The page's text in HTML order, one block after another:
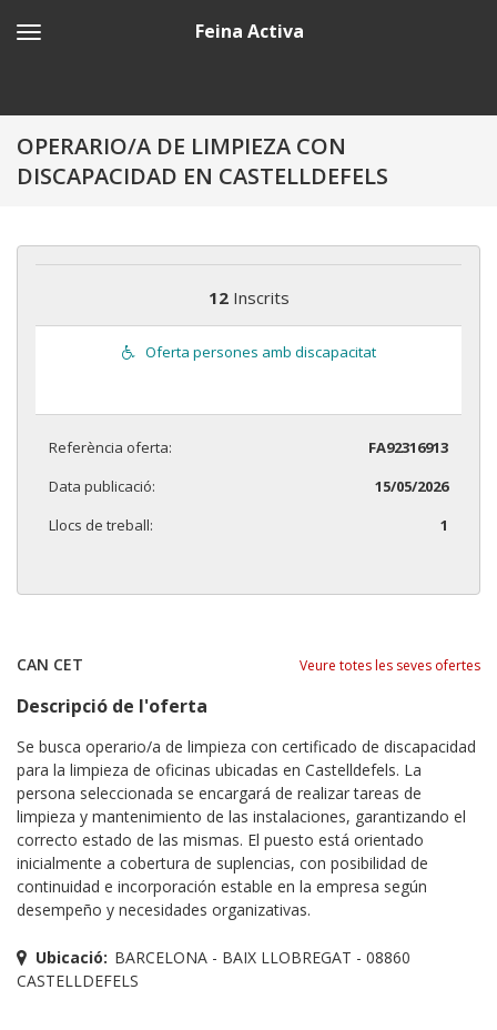
Feina Activa
OPERARIO/A DE LIMPIEZA CON
DISCAPACIDAD EN CASTELLDEFELS
12Inscrits
Oferta persones amb discapacitat
Referència oferta:
FA92316913
Data publicació:
15/05/2026
Llocs de treball:
1
CAN CET Veure totes les seves ofertes
Descripció de l'oferta
Se busca operario/a de limpieza con certificado de discapacidad
para la limpieza de oficinas ubicadas en Castelldefels. La
persona seleccionada se encargará de realizar tareas de
limpieza y mantenimiento de las instalaciones, garantizando el
correcto estado de las mismas. El puesto está orientado
inicialmente a cobertura de suplencias, con posibilidad de
continuidad e incorporación estable en la empresa según
desempeño y necesidades organizativas.
Ubicació: BARCELONA - BAIX LLOBREGAT - 08860
CASTELLDEFELS